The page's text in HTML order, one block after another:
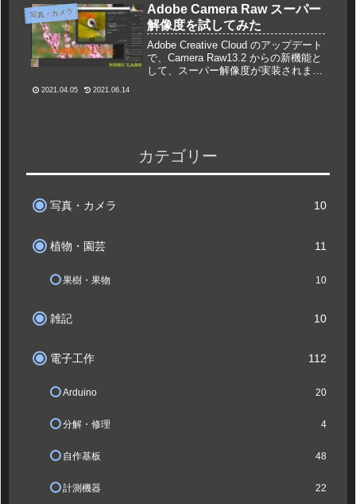
NVMe接続のM.2 SSDを写真用ストレ
ージとして追加してみました。
写真・カメラ
Adobe Camera Raw スーパー
解像度を試してみた
Adobe Creative Cloud のアップデート
で、Camera Raw13.2 からの新機能と
して、スーパー解像度が実装されまし
2021.04.05 2021.06.14
カテゴリー
写真・カメラ 10
植物・園芸 11
果樹・果物 10
雑記 10
電子工作 112
Arduino 20
分解・修理 4
自作基板 48
計測機器 22